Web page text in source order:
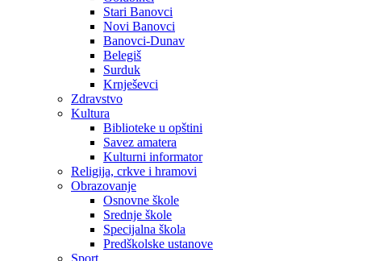
Stari Banovci
Novi Banovci
Banovci-Dunav
Belegiš
Surduk
Krnješevci
Zdravstvo
Kultura
Biblioteke u opštini
Savez amatera
Kulturni informator
Religija, crkve i hramovi
Obrazovanje
Osnovne škole
Srednje škole
Specijalna škola
Predškolske ustanove
Sport